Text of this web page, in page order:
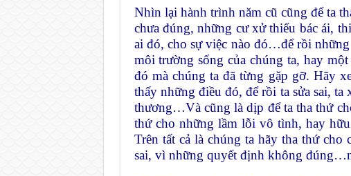
Nhìn lại hành trình năm cũ cũng để ta
chưa đúng, những cư xử thiếu bác ái,
ai đó, cho sự việc nào đó…để rồi
môi trường sống của chúng ta, hay
đó mà chúng ta đã từng gặp gỡ. Hãy
thấy những điều đó, để rồi ta sửa sai,
thương…Và cũng là dịp để ta tha thứ
thứ cho những lầm lỗi vô tình, hay
Trên tất cả là chúng ta hãy tha thứ
sai, vì những quyết định không